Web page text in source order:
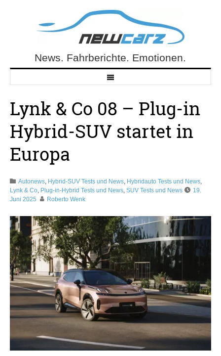
NewCarz.deNews. Fahrberichte. Emotionen.
Lynk & Co 08 – Plug-in
Hybrid-SUV startet in
Europa
Autonews, Hybrid-SUV Tests und News, Hybridauto Tests und News,
Lynk & Co, Plug-in-Hybrid Tests und News, SUV Tests und News
19.
Juni 2025
Roberto Wenk